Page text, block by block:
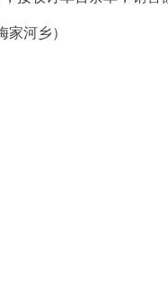
家河乡）